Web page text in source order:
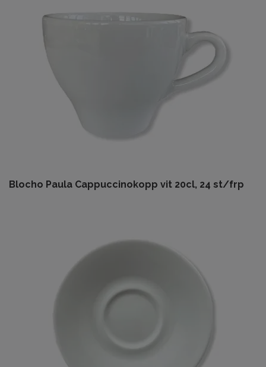
Blocho Paula Cappuccinokopp vit 20cl, 24 st/frp